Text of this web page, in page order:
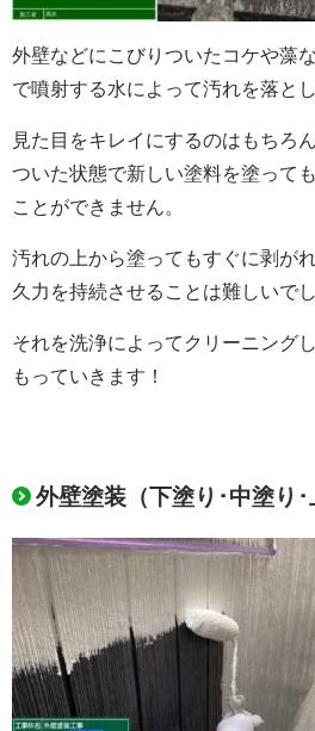
外壁などにこびりついたコケや藻
で噴射する水によって汚れを落と
見た目をキレイにするのはもちろ
ついた状態で新しい塗料を塗って
ことができません。
汚れの上から塗ってもすぐに剥が
久力を持続させることは難しいでし
それを洗浄によってクリーニング
もっていきます！
外壁塗装（下塗り･中塗り･